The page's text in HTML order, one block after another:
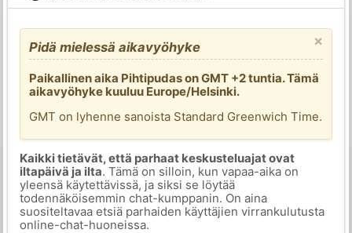
×
Pidä mielessä aikavyöhyke
Paikallinen aika Pihtipudas on GMT +2 tuntia. Tämä
aikavyöhyke kuuluu Europe/Helsinki.
GMT on lyhenne sanoista Standard Greenwich Time.
Kaikki tietävät, että parhaat keskusteluajat ovat
iltapäivä ja ilta. Tämä on silloin, kun vapaa-aika on
yleensä käytettävissä, ja siksi se löytää
todennäköisemmin chat-kumppanin. On aina
suositeltavaa etsiä parhaiden käyttäjien virrankulutusta
online-chat-huoneissa.